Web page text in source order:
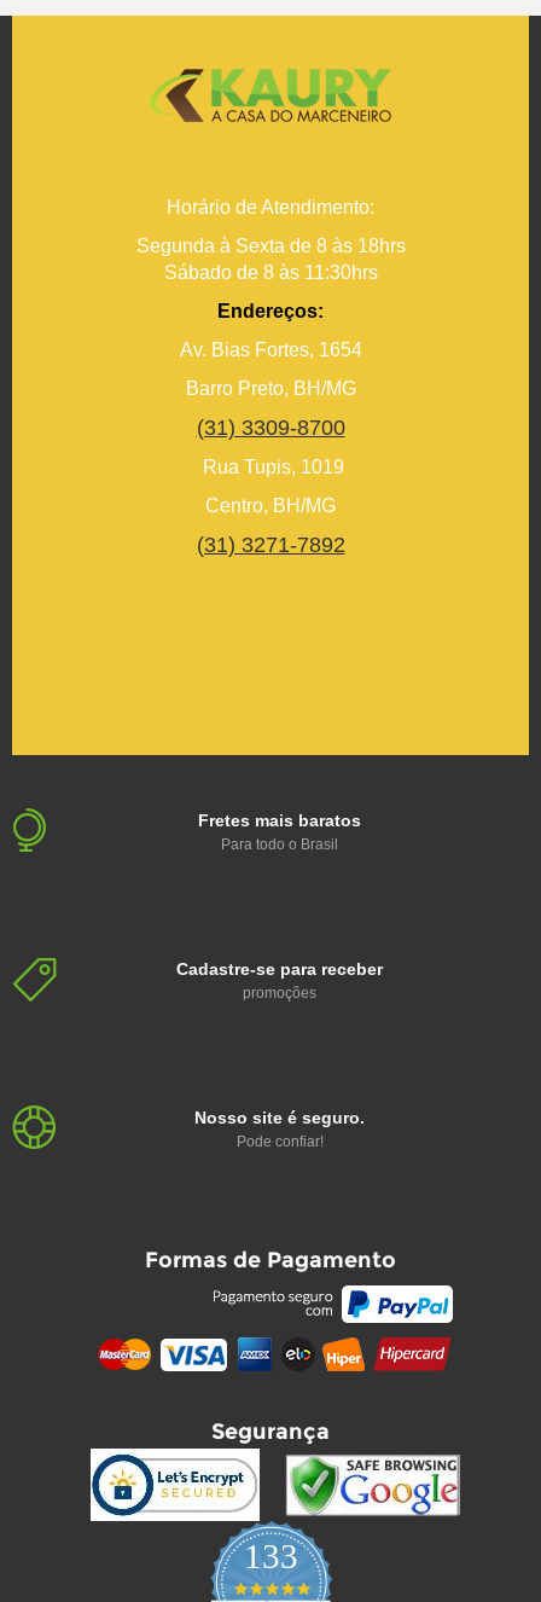
Horário de Atendimento:
Segunda à Sexta de 8 às 18hrs
Sábado de 8 às 11:30hrs
Endereços:
Av. Bias Fortes, 1654
Barro Preto, BH/MG
(31) 3309-8700
Rua Tupis, 1019
Centro, BH/MG
(31) 3271-7892
Fretes mais baratos
Para todo o Brasil
Cadastre-se para receber
promoções
Nosso site é seguro.
Pode confiar!
Formas de Pagamento
Segurança
133
4.9